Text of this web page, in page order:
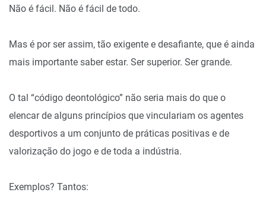
Não é fácil. Não é fácil de todo.
Mas é por ser assim, tão exigente e desafiante, que é ainda
mais importante saber estar. Ser superior. Ser grande.
O tal “código deontológico” não seria mais do que o
elencar de alguns princípios que vinculariam os agentes
desportivos a um conjunto de práticas positivas e de
valorização do jogo e de toda a indústria.
Exemplos? Tantos: